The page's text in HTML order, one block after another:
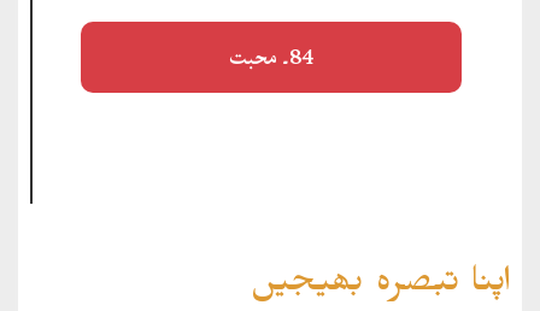
84۔ محبت
اپنا تبصرہ بھیجیں